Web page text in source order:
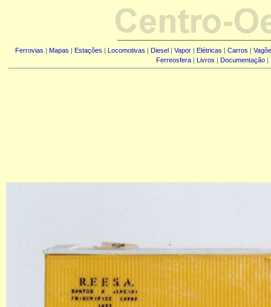
Ferrovias | Mapas | Estações | Locomotivas | Diesel | Vapor | Elétricas | Carros |
Ferreosfera| Livros | Documentação|